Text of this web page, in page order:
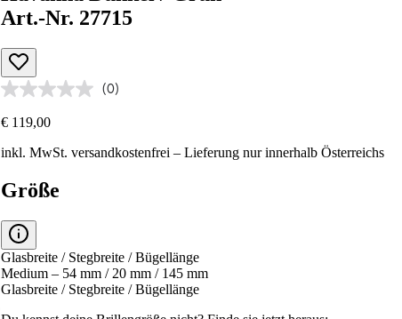
Art.-Nr. 27715
(0)
€ 119,00
inkl. MwSt.versandkostenfrei – Lieferung nur innerhalb Österreichs
Größe
Glasbreite / Stegbreite / Bügellänge
Medium – 54 mm / 20 mm / 145 mm
Glasbreite / Stegbreite / Bügellänge